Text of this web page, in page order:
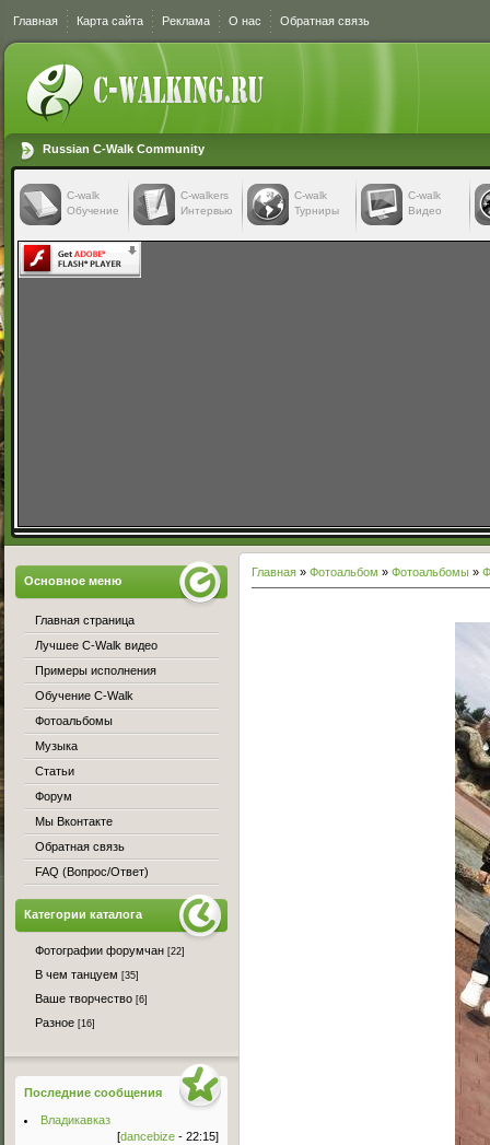
Главная Карта сайта Реклама О нас Обратная связь
Russian C-Walk Community
C-walk
Обучение
C-walkers
Интервью
С-walk
Турниры
С-walk
Видео
Главная » Фотоальбом » Фотоальбомы »
Основное меню
Главная страница
Лучшее C-Walk видео
Примеры исполнения
Обучение C-Walk
Фотоальбомы
Музыка
Статьи
Форум
Мы Вконтакте
Обратная связь
FAQ (Вопрос/Ответ)
Категории каталога
Фотографии форумчан [22]
В чем танцуем [35]
Ваше творчество [6]
Разное [16]
Последние сообщения
Владикавказ
[dancebize - 22:15]